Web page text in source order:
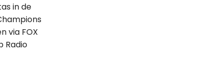
in de
via FOX
Radio